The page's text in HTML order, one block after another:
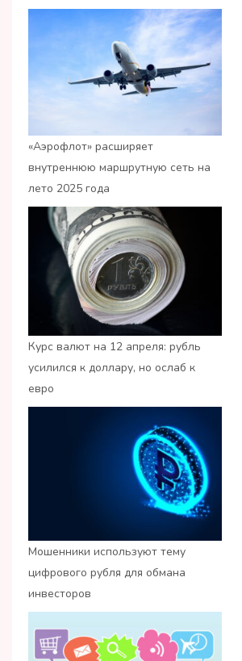
«Аэрофлот» расширяет
внутреннюю маршрутную сеть на
лето 2025 года
Курс валют на 12 апреля: рубль
усилился к доллару, но ослаб к
евро
Мошенники используют тему
цифрового рубля для обмана
инвесторов